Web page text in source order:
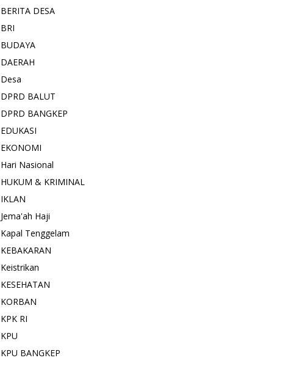
BERITA DESA
BRI
BUDAYA
DAERAH
Desa
DPRD BALUT
DPRD BANGKEP
EDUKASI
EKONOMI
Hari Nasional
HUKUM & KRIMINAL
IKLAN
Jema'ah Haji
Kapal Tenggelam
KEBAKARAN
Keistrikan
KESEHATAN
KORBAN
KPK RI
KPU
KPU BANGKEP